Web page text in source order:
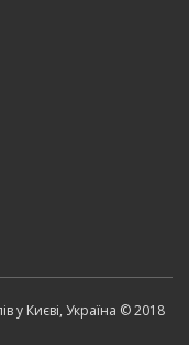
у Києві, Україна © 2018